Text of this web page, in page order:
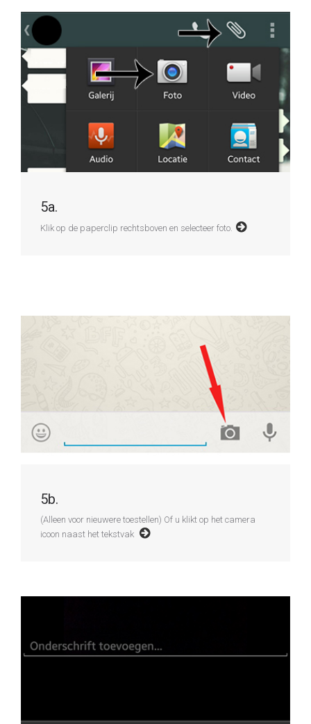
5a.
Klik op de paperclip rechtsboven en selecteer foto.
5b.
(Alleen voor nieuwere toestellen) Of u klikt op het camera
icoon naast het tekstvak